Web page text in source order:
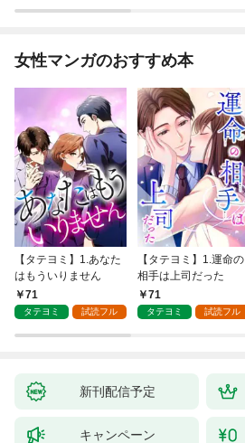
らない件～ 第1話
女性マンガのおすすめ本
【タテヨミ】1.あなた
はもういりません
71
タテヨミ 試読フル
【タテヨミ】1.運命の
相手は上司だった
71
タテヨミ 試読フル
新刊配信予定
キャンペーン